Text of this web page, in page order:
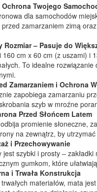
Ochrona Twojego
dla samochodów
zamarzaniem zimą
Rozmiar – Pasuje do
160 cm x 60 cm (z uszami) i
To idealne
Zamarzaniem i Ochrona
zapobiega zamarzaniu
szyb w mroźne
Przed Słońcem Latem
promienie słoneczne,
na zewnątrz, by
i Przechowywanie
jest szybki i prosty –
gumkom, które
i Trwała Konstrukcja
materiałów, mata